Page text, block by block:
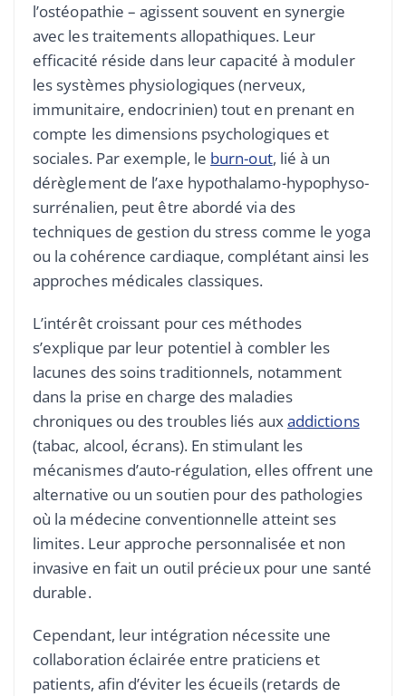
l’ostéopathie – agissent souvent en synergie
avec les traitements allopathiques. Leur
efficacité réside dans leur capacité à moduler
les systèmes physiologiques (nerveux,
immunitaire, endocrinien) tout en prenant en
compte les dimensions psychologiques et
sociales. Par exemple, le burn-out, lié à un
dérèglement de l’axe hypothalamo-hypophyso-
surrénalien, peut être abordé via des
techniques de gestion du stress comme le yoga
ou la cohérence cardiaque, complétant ainsi les
approches médicales classiques.
L’intérêt croissant pour ces méthodes
s’explique par leur potentiel à combler les
lacunes des soins traditionnels, notamment
dans la prise en charge des maladies
chroniques ou des troubles liés auxaddictions
(tabac, alcool, écrans). En stimulant les
mécanismes d’auto-régulation, elles offrent une
alternative ou un soutien pour des pathologies
où la médecine conventionnelle atteint ses
limites. Leur approche personnalisée et non
invasive en fait un outil précieux pour une santé
durable.
Cependant, leur intégration nécessite une
collaboration éclairée entre praticiens et
patients, afin d’éviter les écueils (retards de